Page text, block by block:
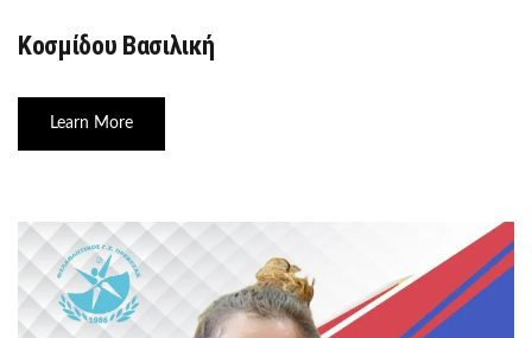
Κοσμίδου Βασιλική
Learn More